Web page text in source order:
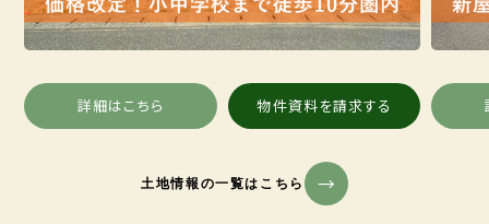
詳細はこちら 物件資料を請求する
土地情報の一覧はこちら